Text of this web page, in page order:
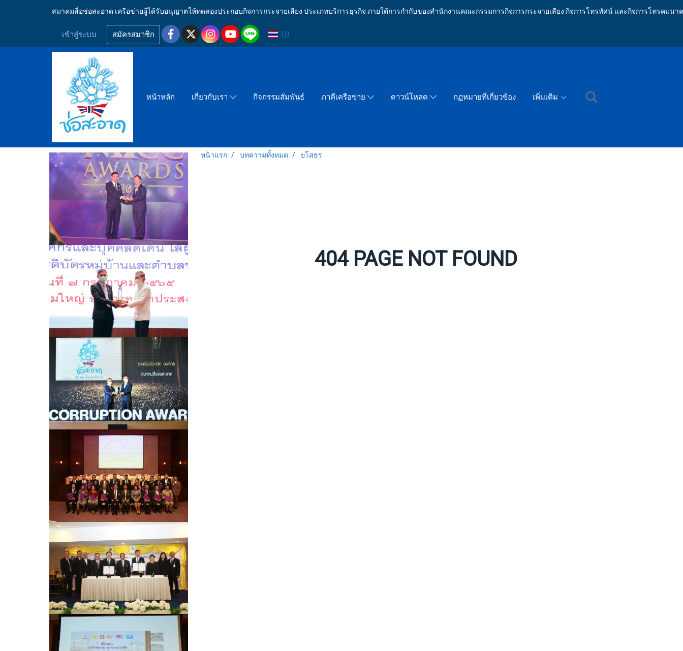
สมาคมสื่อช่อสะอาด เครือข่ายผู้ได้รับอนุญาตให้ทดลองประกอบกิจการกระจายเสียง ประเภทบริการธุรกิจ ภายใต้การกำกับของสำนักงานคณะกรรมการกิจการกระจายเสียง กิจการโทรทัศน์ และกิจการโทรคมนา
เข้าสู่ระบบ สมัครสมาชิก TH
หน้าหลัก เกี่ยวกับเรา กิจกรรมสัมพันธ์ ภาคีเครือข่าย ดาวน์โหลด กฏหมายที่เกี่ยวข้อง เพิ่มเติม
หน้าแรก บทความทั้งหมด ยโสธร
404 PAGE NOT FOUND